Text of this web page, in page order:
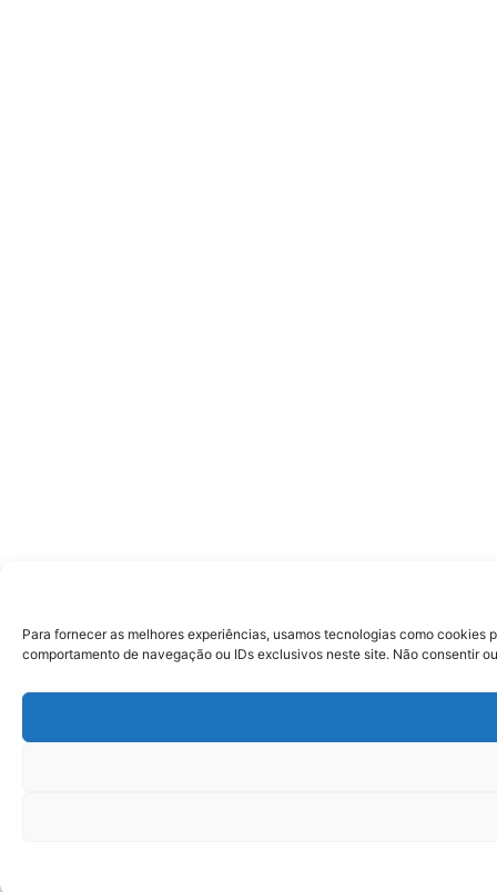
Para fornecer as melhores experiências, usamos tecnologias como
comportamento de navegação ou IDs exclusivos neste site. Não consentir